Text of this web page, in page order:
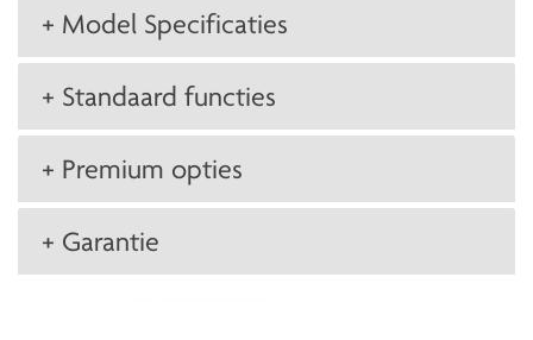
+ Model Specificaties
+ Standaard functies
+ Premium opties
+ Garantie